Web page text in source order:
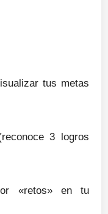
tus metas
3 logros
«retos» en tu